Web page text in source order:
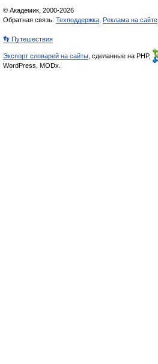
© Академик, 2000-2026
Обратная связь: Техподдержка Реклама на сайте
👣 Путешествия
Экспорт словарей на сайты , сделанные на PHP,
WordPress, MODx.